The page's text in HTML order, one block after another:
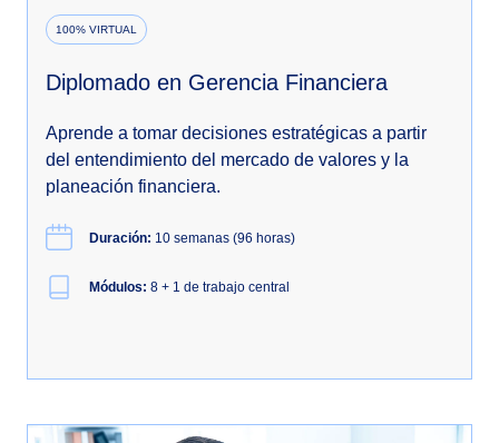
100% VIRTUAL
Diplomado en Gerencia Financiera
Aprende a tomar decisiones estratégicas a partir
del entendimiento del mercado de valores y la
planeación financiera.
Duración: 10 semanas (96 horas)
Módulos: 8 + 1 de trabajo central